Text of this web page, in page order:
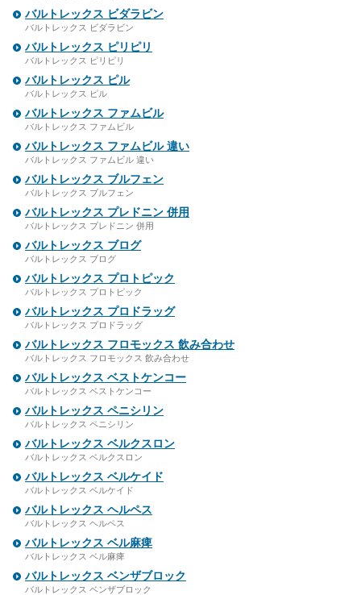
バルトレックス ビダラビン
バルトレックス ビダラビン
バルトレックス ピリピリ
バルトレックス ピリピリ
バルトレックス ピル
バルトレックス ピル
バルトレックス ファムビル
バルトレックス ファムビル
バルトレックス ファムビル 違い
バルトレックス ファムビル 違い
バルトレックス ブルフェン
バルトレックス ブルフェン
バルトレックス プレドニン 併用
バルトレックス プレドニン 併用
バルトレックス ブログ
バルトレックス ブログ
バルトレックス プロトピック
バルトレックス プロトピック
バルトレックス プロドラッグ
バルトレックス プロドラッグ
バルトレックス フロモックス 飲み合わせ
バルトレックス フロモックス 飲み合わせ
バルトレックス ベストケンコー
バルトレックス ベストケンコー
バルトレックス ペニシリン
バルトレックス ペニシリン
バルトレックス ベルクスロン
バルトレックス ベルクスロン
バルトレックス ベルケイド
バルトレックス ベルケイド
バルトレックス ヘルペス
バルトレックス ヘルペス
バルトレックス ベル麻痺
バルトレックス ベル麻痺
バルトレックス ベンザブロック
バルトレックス ベンザブロック